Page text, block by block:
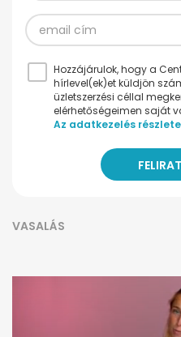
Hozzájárulok, hogy a
hírlevel(ek)et küldjön
üzletszerzési céllal
elérhetőségeimen saját
Az adatkezelés
VASALÁS